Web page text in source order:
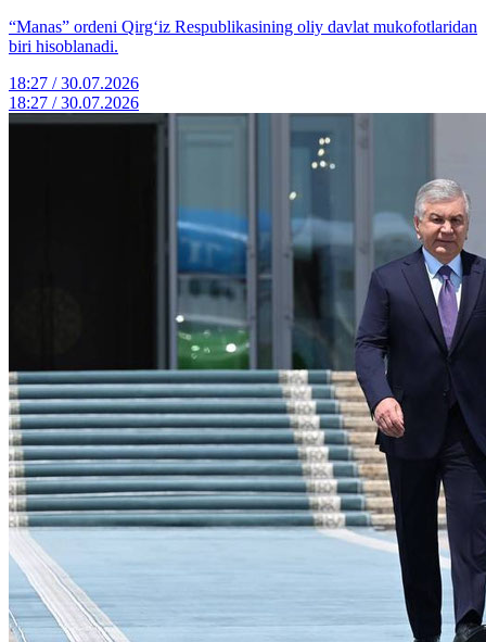
“Manas” ordeni Qirg‘iz Respublikasining oliy davlat mukofotlaridan
biri hisoblanadi.
18:27 / 30.07.2026
18:27 / 30.07.2026